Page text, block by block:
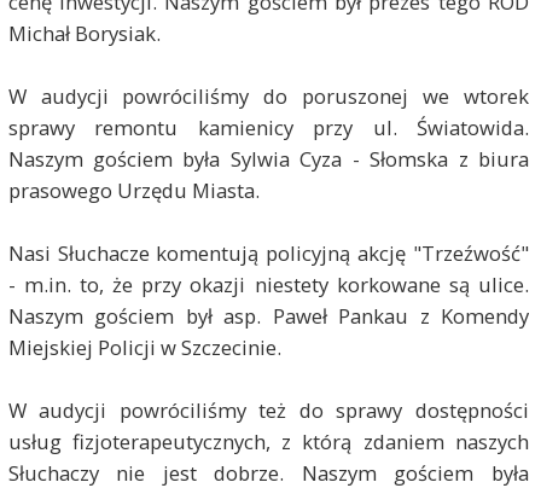
Michał Borysiak.
W audycji powróciliśmy do poruszonej we wtorek
sprawy remontu kamienicy przy ul. Światowida.
Naszym gościem była Sylwia Cyza - Słomska z biura
prasowego Urzędu Miasta.
Nasi Słuchacze komentują policyjną akcję "Trzeźwość"
- m.in. to, że przy okazji niestety korkowane są ulice.
Naszym gościem był asp. Paweł Pankau z Komendy
Miejskiej Policji w Szczecinie.
W audycji powróciliśmy też do sprawy dostępności
usług fizjoterapeutycznych, z którą zdaniem naszych
Słuchaczy nie jest dobrze. Naszym gościem była